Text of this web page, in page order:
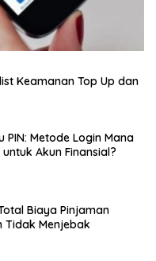
Keamanan Top Up dan
PIN: Metode Login Mana
Akun Finansial?
Biaya Pinjaman
Tidak Menjebak